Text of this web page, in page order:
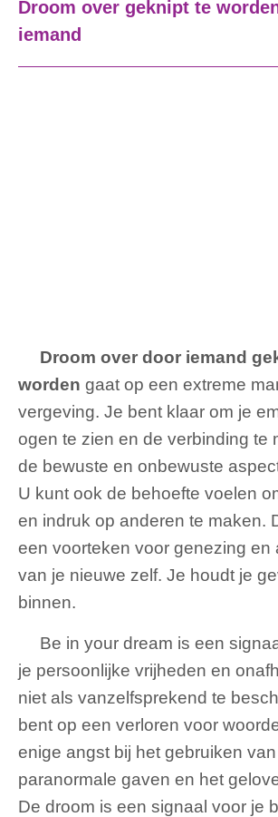
Droom over geknipt te
iemand
Droom over door iemand
worden gaat op een extreme
vergeving. Je bent klaar om je
ogen te zien en de verbinding te
de bewuste en onbewuste
U kunt ook de behoefte voelen
en indruk op anderen te maken.
een voorteken voor genezing en
van je nieuwe zelf. Je houdt je
binnen.
Be in your dream is een
je persoonlijke vrijheden en
niet als vanzelfsprekend te
bent op een verloren voor
enige angst bij het gebruiken
paranormale gaven en het
De droom is een signaal voor je